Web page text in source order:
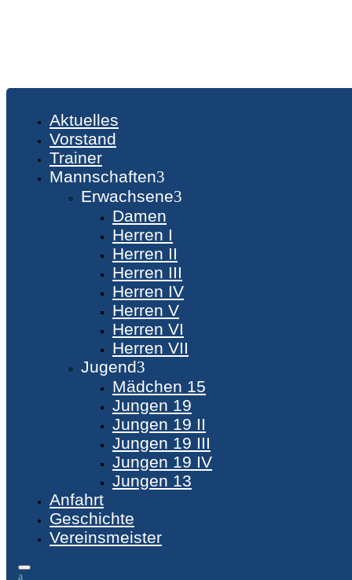
Aktuelles
Vorstand
Trainer
Mannschaften
Erwachsene
Damen
Herren I
Herren II
Herren III
Herren IV
Herren V
Herren VI
Herren VII
Jugend
Mädchen 15
Jungen 19
Jungen 19 II
Jungen 19 III
Jungen 19 IV
Jungen 13
Anfahrt
Geschichte
Vereinsmeister